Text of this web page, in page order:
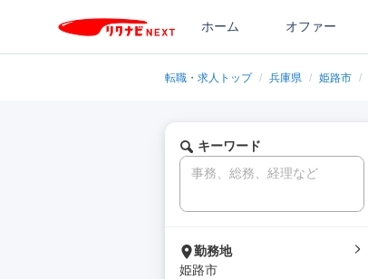
ホーム オファー
転職・求人トップ / 兵庫県 / 姫路市 /
キーワード
勤務地
姫路市